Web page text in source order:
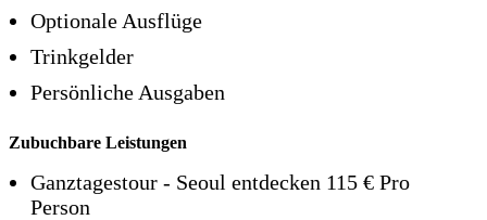
Optionale Ausflüge
Trinkgelder
Persönliche Ausgaben
Zubuchbare Leistungen
Ganztagestour - Seoul entdecken 115 € Pro
Person